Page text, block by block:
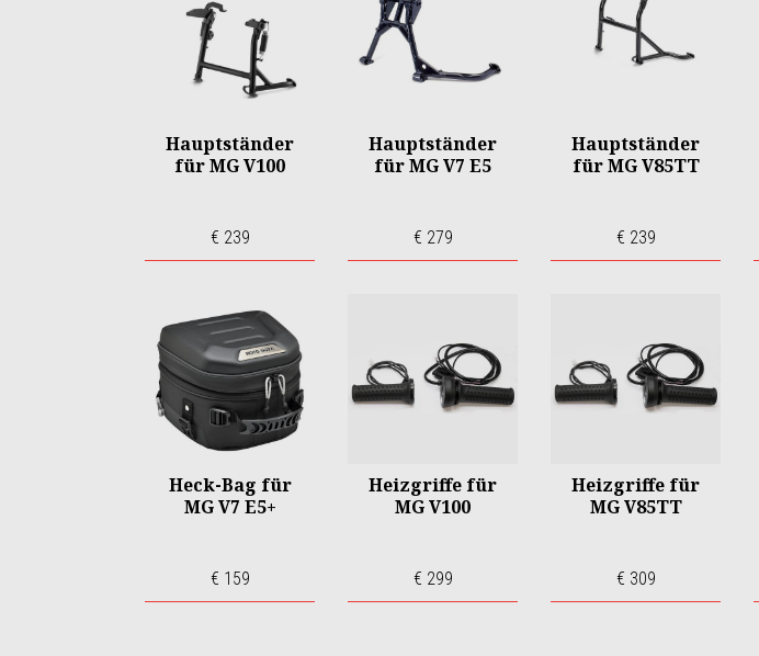
Hauptständer
für MG V100
€ 239
Hauptständer
für MG V7 E5
€ 279
Hauptständer
für MG V85TT
€ 239
Heck-Bag für
MG V7 E5+
€ 159
Heizgriffe für
MG V100
€ 299
Heizgriffe für
MG V85TT
€ 309